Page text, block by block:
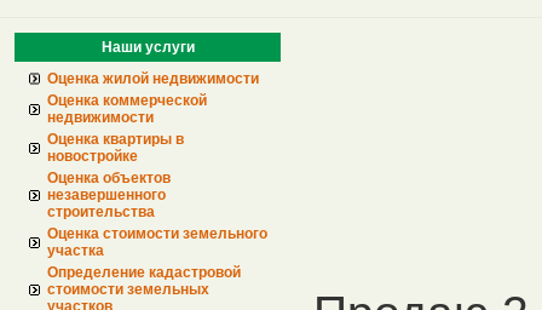
Наши услуги
Оценка жилой недвижимости
Оценка коммерческой
недвижимости
Оценка квартиры в
новостройке
Оценка объектов
незавершенного
строительства
Оценка стоимости земельного
участка
Определение кадастровой
стоимости земельных
участков